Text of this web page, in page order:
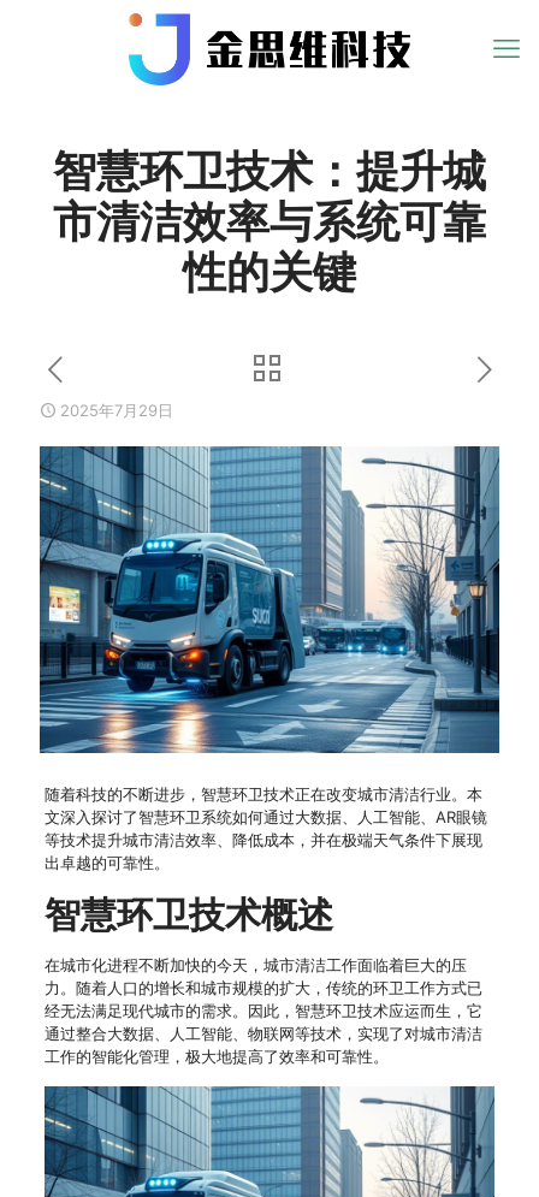
智慧环卫技术：提升城
市清洁效率与系统可靠
性的关键
2025年7月29日
随着科技的不断进步，智慧环卫技术正在改变城市清洁行业。本
文深入探讨了智慧环卫系统如何通过大数据、人工智能、AR眼镜
等技术提升城市清洁效率、降低成本，并在极端天气条件下展现
出卓越的可靠性。
智慧环卫技术概述
在城市化进程不断加快的今天，城市清洁工作面临着巨大的压
力。随着人口的增长和城市规模的扩大，传统的环卫工作方式已
经无法满足现代城市的需求。因此，智慧环卫技术应运而生，它
通过整合大数据、人工智能、物联网等技术，实现了对城市清洁
工作的智能化管理，极大地提高了效率和可靠性。